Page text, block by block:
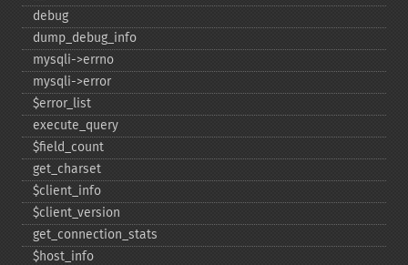
debug
dump_​debug_​info
mysqli-​>errno
mysqli-​>error
$error_​list
execute_​query
$field_​count
get_​charset
$client_​info
$client_​version
get_​connection_​stats
$host_​info